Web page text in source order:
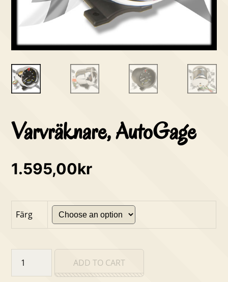
Varvräknare, AutoGage
1.595,00kr
Färg
AutoGage
quantity
ADD TO CART